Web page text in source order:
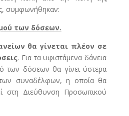
συμφωνήθηκαν:
των δόσεων.
θα γίνεται πλέον σε
. Για τα υφιστάμενα δάνεια
των δόσεων θα γίνει ύστερα
των συναδέλφων, η οποία θα
στη Διεύθυνση Προσωπικού